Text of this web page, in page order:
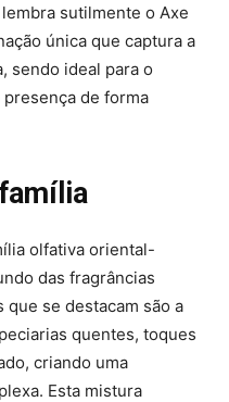
sutilmente o Axe
única que captura a
sendo ideal para o
de forma
olfativa oriental-
das fragrâncias
que se destacam são a
quentes, toques
criando uma
Esta mistura